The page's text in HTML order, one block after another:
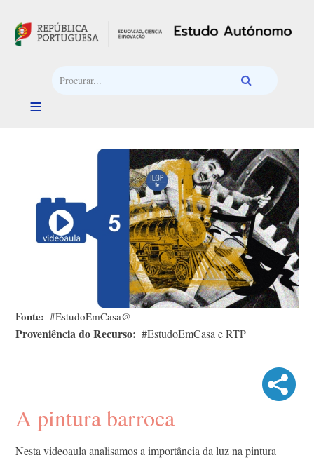
Fonte #EstudoEmCasa@
Proveniência do Recurso #EstudoEmCasa e RTP
A pintura barroca
Nesta videoaula analisamos a importância da luz na pintura